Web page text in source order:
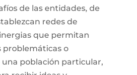
de las entidades, de
redes de
que permitan
problemáticas o
una población particular,